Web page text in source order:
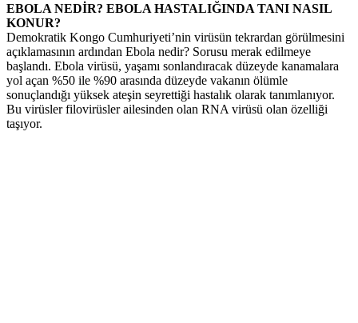
EBOLA NEDİR? EBOLA HASTALIĞINDA TANI NASIL
KONUR?
Demokratik Kongo Cumhuriyeti’nin virüsün tekrardan görülmesini
açıklamasının ardından Ebola nedir? Sorusu merak edilmeye
başlandı. Ebola virüsü, yaşamı sonlandıracak düzeyde kanamalara
yol açan %50 ile %90 arasında düzeyde vakanın ölümle
sonuçlandığı yüksek ateşin seyrettiği hastalık olarak tanımlanıyor.
Bu virüsler filovirüsler ailesinden olan RNA virüsü olan özelliği
taşıyor.